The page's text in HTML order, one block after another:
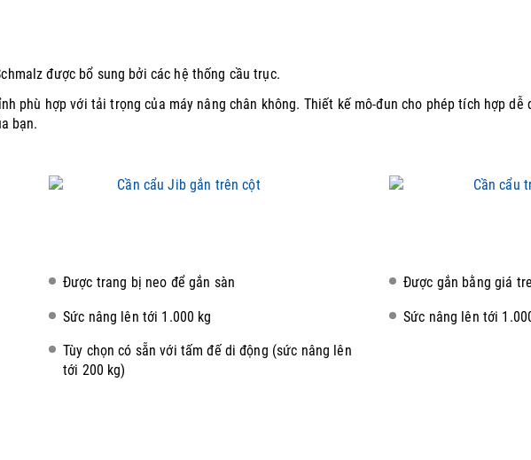
được bổ sung bởi các hệ thống cầu trục.
phù hợp với tải trọng của máy nâng chân không. Thiết kế mô-đun cho phép tích hợp dễ
bạn.
Được trang bị neo để gắn sàn
Sức nâng lên tới 1.000 kg
Tùy chọn có sẵn với tấm đế di động (sức nâng lên
tới 200 kg)
Được gắn bằng giá
Sức nâng lên tới